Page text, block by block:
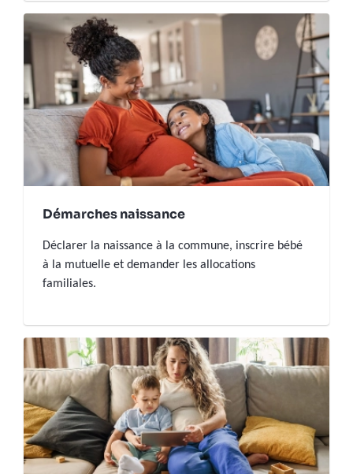
Démarches naissance
Déclarer la naissance à la commune, inscrire bébé
à la mutuelle et demander les allocations
familiales.